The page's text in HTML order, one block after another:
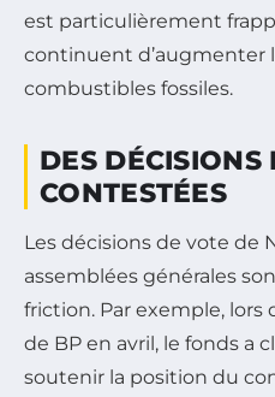
est particulièrement
continuent d’augmenter
combustibles fossiles.
DES DÉCISIONS
CONTESTÉES
Les décisions de vote de
assemblées générales
friction. Par exemple, lors
de BP en avril, le fonds a
soutenir la position du